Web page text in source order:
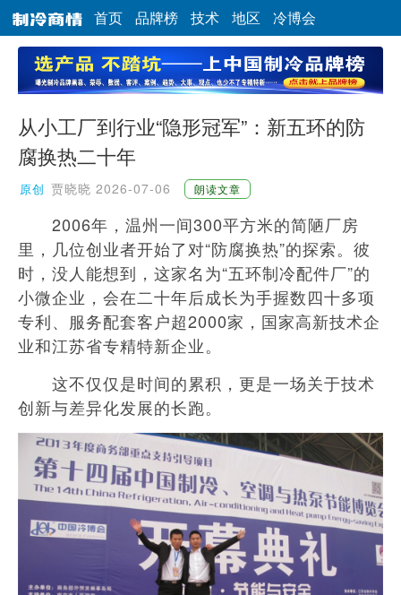
首页 品牌榜 技术 地区 冷博会
从小工厂到行业“隐形冠军”：新五环的防
腐换热二十年
原创 贾晓晓 2026-07-06 朗读文章
2006年，温州一间300平方米的简陋厂房
里，几位创业者开始了对“防腐换热”的探索。彼
时，没人能想到，这家名为“五环制冷配件厂”的
小微企业，会在二十年后成长为手握数四十多项
专利、服务配套客户超2000家，国家高新技术企
业和江苏省专精特新企业。
这不仅仅是时间的累积，更是一场关于技术
创新与差异化发展的长跑。